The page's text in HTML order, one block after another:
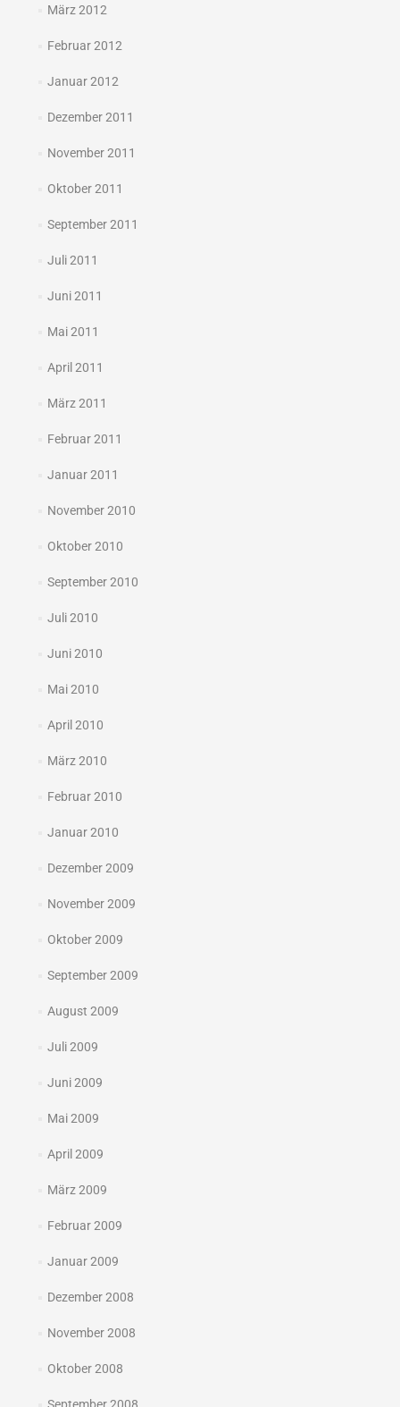
März 2012
Februar 2012
Januar 2012
Dezember 2011
November 2011
Oktober 2011
September 2011
Juli 2011
Juni 2011
Mai 2011
April 2011
März 2011
Februar 2011
Januar 2011
November 2010
Oktober 2010
September 2010
Juli 2010
Juni 2010
Mai 2010
April 2010
März 2010
Februar 2010
Januar 2010
Dezember 2009
November 2009
Oktober 2009
September 2009
August 2009
Juli 2009
Juni 2009
Mai 2009
April 2009
März 2009
Februar 2009
Januar 2009
Dezember 2008
November 2008
Oktober 2008